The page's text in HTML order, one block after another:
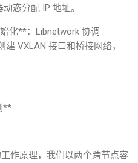
动态分配 IP 地址。
化**： Libnetwork 协调
建 VXLAN 接口和桥接网络，
**
作原理，我们以两个跨节点容